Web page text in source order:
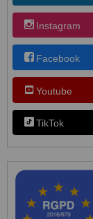
Instagram
Facebook
Youtube
TikTok